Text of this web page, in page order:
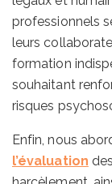
professionnels
leurs
formation
souhaitant
risques
Enfin, nous
l’évaluation